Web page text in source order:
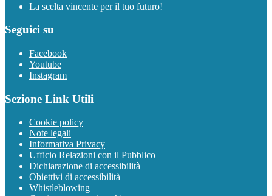
La scelta vincente per il tuo futuro!
Seguici su
Facebook
Youtube
Instagram
Sezione Link Utili
Cookie policy
Note legali
Informativa Privacy
Ufficio Relazioni con il Pubblico
Dichiarazione di accessibilità
Obiettivi di accessibilità
Whistleblowing